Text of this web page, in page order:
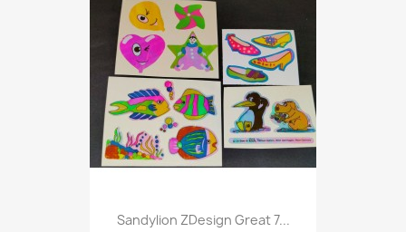
Sandylion ZDesign Great 7...